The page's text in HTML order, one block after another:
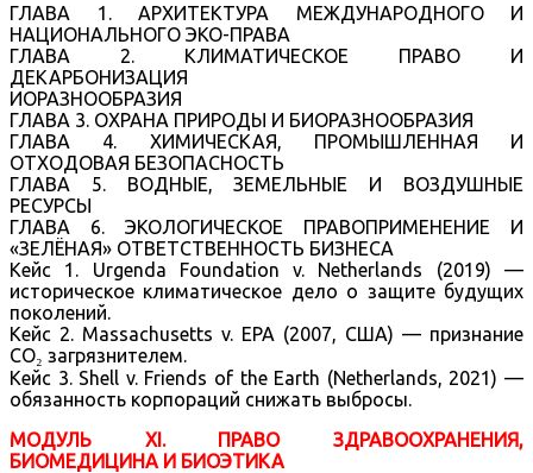
ГЛАВА 1. АРХИТЕКТУРА МЕЖДУНАРОДНОГО И
НАЦИОНАЛЬНОГО ЭКО-ПРАВА
ГЛАВА 2. КЛИМАТИЧЕСКОЕ ПРАВО И
ДЕКАРБОНИЗАЦИЯ
ИОРАЗНООБРАЗИЯ
ГЛАВА 3. ОХРАНА ПРИРОДЫ И БИОРАЗНООБРАЗИЯ
ГЛАВА 4. ХИМИЧЕСКАЯ, ПРОМЫШЛЕННАЯ И
ОТХОДОВАЯ БЕЗОПАСНОСТЬ
ГЛАВА 5. ВОДНЫЕ, ЗЕМЕЛЬНЫЕ И ВОЗДУШНЫЕ
РЕСУРСЫ
ГЛАВА 6. ЭКОЛОГИЧЕСКОЕ ПРАВОПРИМЕНЕНИЕ И
«ЗЕЛЁНАЯ» ОТВЕТСТВЕННОСТЬ БИЗНЕСА
Кейс 1. Urgenda Foundation v. Netherlands (2019) —
историческое климатическое дело о защите будущих
поколений.
Кейс 2. Massachusetts v. EPA (2007, США) — признание
CO₂ загрязнителем.
Кейс 3. Shell v. Friends of the Earth (Netherlands, 2021) —
обязанность корпораций снижать выбросы.
МОДУЛЬ XI. ПРАВО ЗДРАВООХРАНЕНИЯ,
БИОМЕДИЦИНА И БИОЭТИКА